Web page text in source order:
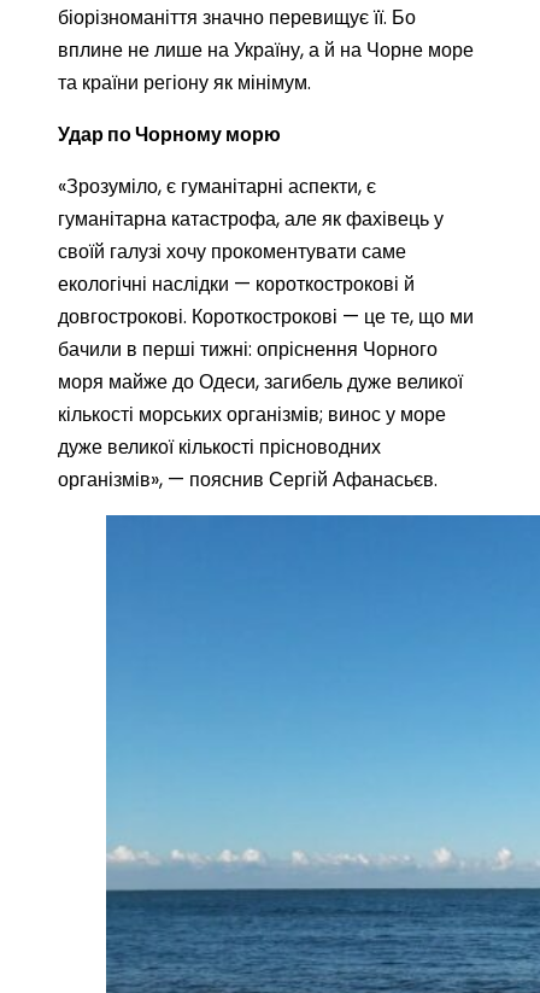
біорізноманіття значно перевищує її. Бо
вплине не лише на Україну, а й на Чорне море
та країни регіону як мінімум.
Удар по Чорному морю
«Зрозуміло, є гуманітарні аспекти, є
гуманітарна катастрофа, але як фахівець у
своїй галузі хочу прокоментувати саме
екологічні наслідки — короткострокові й
довгострокові. Короткострокові — це те, що ми
бачили в перші тижні: опріснення Чорного
моря майже до Одеси, загибель дуже великої
кількості морських організмів; винос у море
дуже великої кількості прісноводних
організмів», — пояснив Сергій Афанасьєв.